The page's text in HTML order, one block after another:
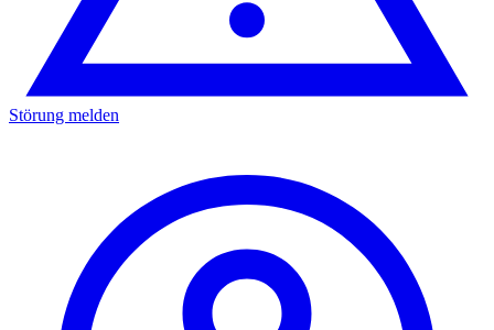
Störung melden